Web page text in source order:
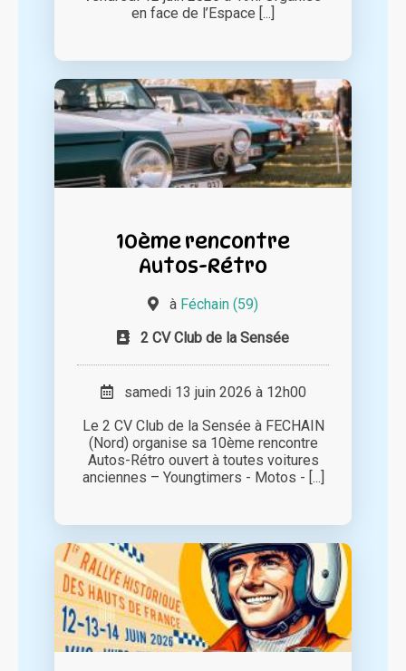
en face de l’Espace [...]
10ème rencontre
Autos-Rétro
à Féchain (59)
2 CV Club de la Sensée
samedi 13 juin 2026 à 12h00
Le 2 CV Club de la Sensée à FECHAIN
(Nord) organise sa 10ème rencontre
Autos-Rétro ouvert à toutes voitures
anciennes – Youngtimers - Motos - [...]